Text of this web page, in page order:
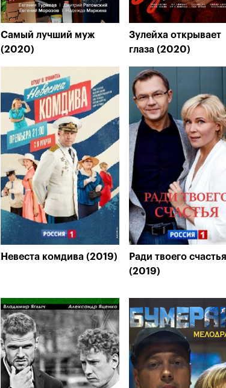
Самый лучший муж
(2020)
Зулейха открывает
глаза (2020)
Невеста комдива (2019)
Ради твоего счастья
(2019)